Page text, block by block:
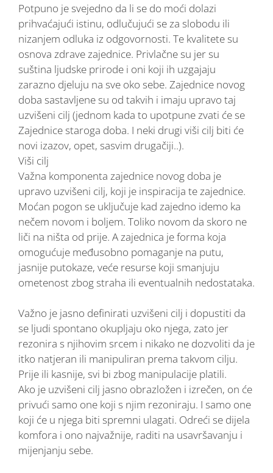
Potpuno je svejedno da li se do moći dolazi
prihvaćajući istinu, odlučujući se za slobodu ili
nizanjem odluka iz odgovornosti. Te kvalitete su
osnova zdrave zajednice. Privlačne su jer su
suština ljudske prirode i oni koji ih uzgajaju
zarazno djeluju na sve oko sebe. Zajednice novog
doba sastavljene su od takvih i imaju upravo taj
uzvišeni cilj (jednom kada to upotpune zvati će se
Zajednice staroga doba. I neki drugi viši cilj biti će
novi izazov, opet, sasvim drugačiji..).
Viši cilj
Važna komponenta zajednice novog doba je
upravo uzvišeni cilj, koji je inspiracija te zajednice.
Moćan pogon se uključuje kad zajedno idemo ka
nečem novom i boljem. Toliko novom da skoro ne
liči na ništa od prije. A zajednica je forma koja
omogućuje međusobno pomaganje na putu,
jasnije putokaze, veće resurse koji smanjuju
ometenost zbog straha ili eventualnih nedostataka.
Važno je jasno definirati uzvišeni cilj i dopustiti da
se ljudi spontano okupljaju oko njega, zato jer
rezonira s njihovim srcem i nikako ne dozvoliti da je
itko natjeran ili manipuliran prema takvom cilju.
Prije ili kasnije, svi bi zbog manipulacije platili.
Ako je uzvišeni cilj jasno obrazložen i izrečen, on će
privući samo one koji s njim rezoniraju. I samo one
koji će u njega biti spremni ulagati. Odreći se dijela
komfora i ono najvažnije, raditi na usavršavanju i
mijenjanju sebe.